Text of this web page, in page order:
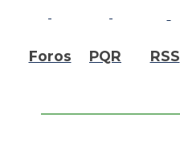
Foros PQR RSS